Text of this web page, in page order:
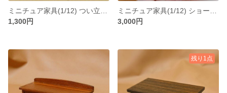
1,300円
3,000円
残り1点